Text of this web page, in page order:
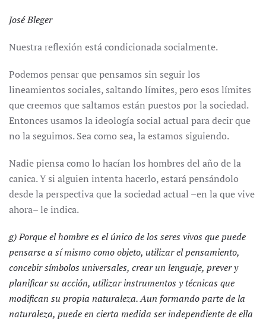
José Bleger
Nuestra reflexión está condicionada socialmente.
Podemos pensar que pensamos sin seguir los
lineamientos sociales, saltando límites, pero esos límites
que creemos que saltamos están puestos por la sociedad.
Entonces usamos la ideología social actual para decir que
no la seguimos. Sea como sea, la estamos siguiendo.
Nadie piensa como lo hacían los hombres del año de la
canica. Y si alguien intenta hacerlo, estará pensándolo
desde la perspectiva que la sociedad actual –en la que vive
ahora– le indica.
g) Porque el hombre es el único de los seres vivos que puede
pensarse a sí mismo como objeto, utilizar el pensamiento,
concebir símbolos universales, crear un lenguaje, prever y
planificar su acción, utilizar instrumentos y técnicas que
modifican su propia naturaleza. Aun formando parte de la
naturaleza, puede en cierta medida ser independiente de ella